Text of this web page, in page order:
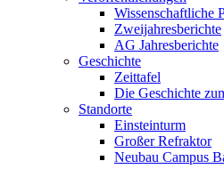
Wissenschaftliche
Zweijahresberichte
AG Jahresberichte
Geschichte
Zeittafel
Die Geschichte
Standorte
Einsteinturm
Großer Refraktor
Neubau Campus